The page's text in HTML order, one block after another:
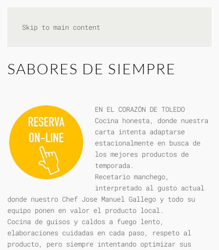
Skip to main content
SABORES DE SIEMPRE
EN EL CORAZÓN DE TOLEDO
Cocina honesta, donde nuestra
carta intenta adaptarse
estacionalmente en busca de
los mejores productos de
temporada.
Recetario manchego,
interpretado al gusto actual
donde nuestro Chef Jose Manuel Gallego y todo su
equipo ponen en valor el producto local.
Cocina de guisos y caldos a fuego lento,
elaboraciones cuidadas en cada paso, respeto al
producto, pero siempre intentando optimizar sus